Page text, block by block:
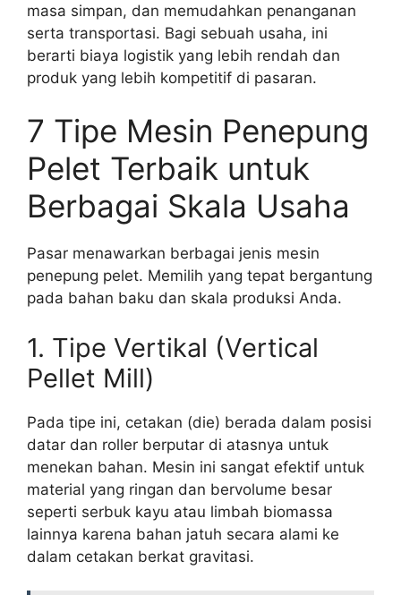
masa simpan, dan memudahkan penanganan
serta transportasi. Bagi sebuah usaha, ini
berarti biaya logistik yang lebih rendah dan
produk yang lebih kompetitif di pasaran.
7 Tipe Mesin Penepung
Pelet Terbaik untuk
Berbagai Skala Usaha
Pasar menawarkan berbagai jenis mesin
penepung pelet. Memilih yang tepat bergantung
pada bahan baku dan skala produksi Anda.
1. Tipe Vertikal (Vertical
Pellet Mill)
Pada tipe ini, cetakan (die) berada dalam posisi
datar dan roller berputar di atasnya untuk
menekan bahan. Mesin ini sangat efektif untuk
material yang ringan dan bervolume besar
seperti serbuk kayu atau limbah biomassa
lainnya karena bahan jatuh secara alami ke
dalam cetakan berkat gravitasi.